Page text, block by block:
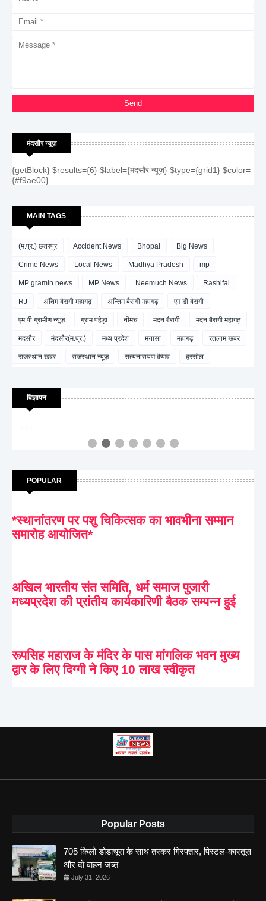
मंदसौर न्यूज़
{getBlock} $results={6} $label={मंदसौर न्यूज़} $type={grid1} $color=
{#f9ae00}
MAIN TAGS
(म.प्र.) छतरपुर Accident News Bhopal Big News
Crime News Local News Madhya Pradesh mp
MP gramin news MP News Neemuch News Rashifal
RJ अंतिम बैरागी महागढ़ अन्तिम बैरागी महागढ़ एम डी बैरागी
एम पी ग्रामीण न्यूज़ ग्राम पहेड़ा नीमच मदन बैरागी मदन बैरागी महागढ़
मंदसौर मंदसौर(म.प्र.) मध्य प्रदेश मनासा महागढ़ रतलाम खबर
राजस्थान खबर राजस्थान न्यूज़ सत्यनारायण वैष्णव हरसोल
विज्ञापन
POPULAR
*स्थानांतरण पर पशु चिकित्सक का भावभीना सम्मान
समारोह आयोजित*
अखिल भारतीय संत समिति, धर्म समाज पुजारी
मध्यप्रदेश की प्रांतीय कार्यकारिणी बैठक सम्पन्न हुई
रूपसिह महाराज के मंदिर के पास मांगलिक भवन मुख्य
द्वार के लिए दिग्गी ने किए 10 लाख स्वीकृत
Popular Posts
705 किलो डोडाचूरा के साथ तस्कर गिरफ्तार, पिस्टल-कारतूस
और दो वाहन जब्त
July 31, 2026